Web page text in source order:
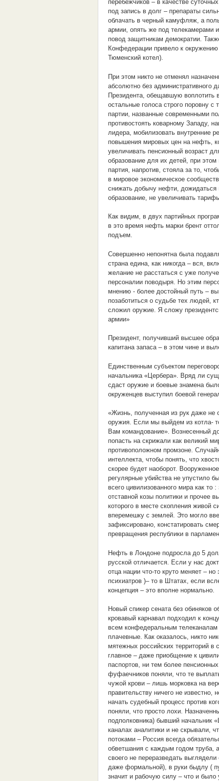
перебежчиков – в качестве
под запись в долг – препараты
облачать в черный камуфляж, а
армии, опять же под телекамерами
повод защитникам демократии.
Конфедерации привело к
Тюменский котел).
При этом никто не отменял
абсолютно без административного
Президента, обещавшую воплотить
остальные голоса строго поровну
партии, названные современными
противостоять коварному Западу,
лидера, мобилизовать внутренние
повышения мировых цен на нефть,
увеличивать пенсионный возраст
образование для их детей, при
партия, напротив, стояла за то,
в мировое экономическое
снижать добычу нефти,
образование, не увеличивать
Как видим, в двух партийных
в это время нефть марки брент
подъем.
Совершенно непонятна была
страна едина, как никогда – вся,
желание не расстаться с уже
персоналии поводыря. Но этим
мнению - более достойный путь –
позаботиться о судьбе тех людей,
сложил оружие. Я сложу
армии»
Президент, получивший высшее
капитана запаса – в этом чине и
Единственным субъектом
начальника «Цербера». Вряд ли
сдаст оружие и боевые знамена
окруженцев выступил боевой
«Жизнь, полученная из рук даже не
оружия. Если мы выйдем из котла-
Вам командование». Вознесенный
попасть на скрижали как великий
противоположном промзоне.
интеллекта, чтобы понять, что
скорее будет наоборот.
регулярные убийства не упустило
всего цивилизованного мира как
отставной козы политики и прочее
которого в месте скопления живой
вперемешку с землей. Это могло
зафиксировано, констатировать
превращения республики в
Нефть в Лондоне подросла до 5
русской отличается. Если у нас
отца нации что-то круто меняет –
психиатров )– то в Штатах, если
концепция – это вполне нормально.
Новый спикер сената без обиняков
кровавый карнавал подходил к
всем конфедеральным
плачевные. Как оказалось, никто
мятежных российских территорий в
главное – даже приобщение к
паспортов, ни тем более
фуфаечников поняли, что те
чужой крови – лишь морковка на
правительству ничего не
начать судебный процесс против
поняли, что просто лохи.
подполковника) бывший начальник
каналах аналитики и не скрывали,
потоками – Россия всегда
обветшания с каждым годом труба,
своего не переразведать
даже формальной), в руки быдлу (
значит и рабочую силу – что и